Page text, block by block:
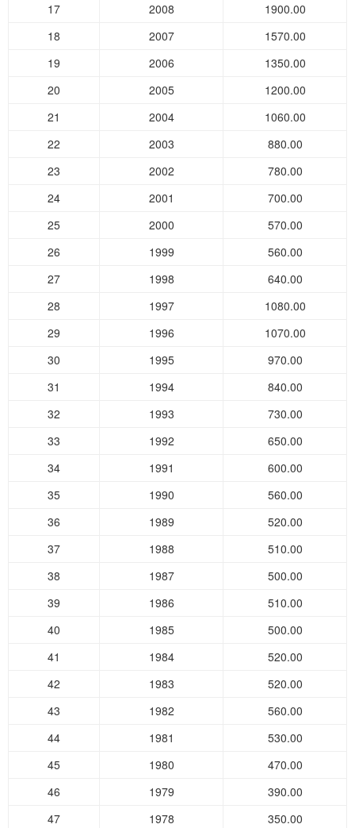
17
2008
1900.00
18
2007
1570.00
19
2006
1350.00
20
2005
1200.00
21
2004
1060.00
22
2003
880.00
23
2002
780.00
24
2001
700.00
25
2000
570.00
26
1999
560.00
27
1998
640.00
28
1997
1080.00
29
1996
1070.00
30
1995
970.00
31
1994
840.00
32
1993
730.00
33
1992
650.00
34
1991
600.00
35
1990
560.00
36
1989
520.00
37
1988
510.00
38
1987
500.00
39
1986
510.00
40
1985
500.00
41
1984
520.00
42
1983
520.00
43
1982
560.00
44
1981
530.00
45
1980
470.00
46
1979
390.00
47
1978 350.00